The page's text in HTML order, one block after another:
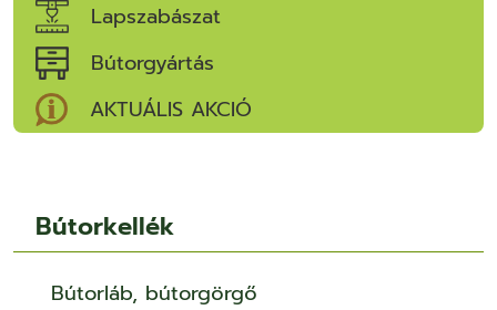
Lapszabászat
Bútorgyártás
AKTUÁLIS AKCIÓ
Bútorkellék
Bútorláb, bútorgörgő